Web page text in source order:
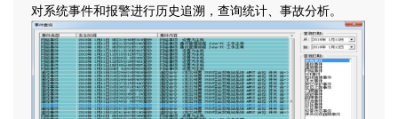
对系统事件和报警进行历史追溯，查询统计、事故分析。